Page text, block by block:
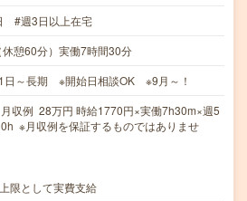
#週3日以上在宅
憩60分）実働7時間30分
日～長期 ※開始日相談OK ※9月～！
収例 28万円 時給1770円×実働7h30m×週5
※月収例を保証するものではありませ
限として実費支給